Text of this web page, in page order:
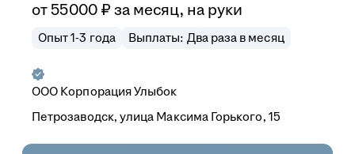
от55 000 ₽ за месяц, на руки
Опыт 1-3 года Выплаты: Два раза в месяц
ООО Корпорация Улыбок
Петрозаводск, улица Максима Горького, 15